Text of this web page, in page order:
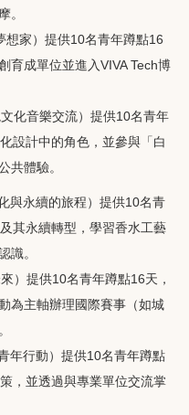
。
想家）提供10名青年蹲點16
育成單位並進入VIVA Tech博
化音樂交流）提供10名青年
設計中的角色，並參與「白
共體驗。
與永續的旅程）提供10名青
其永續轉型，學習香水工藝
識。
）提供10名青年蹲點16天，
為主軸辦理國際賽事（如城
年行動）提供10名青年蹲點
，並透過與專業單位交流掌